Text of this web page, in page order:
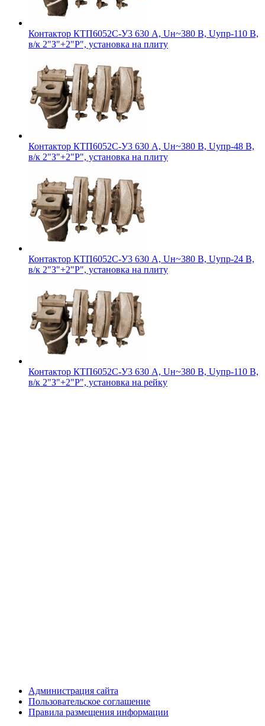
Контактор КТП6052С-У3 630 А, Uн~380 В, Uупр-110 В,
в/к 2"З"+2"Р", установка на плиту
Контактор КТП6052С-У3 630 А, Uн~380 В, Uупр-48 В,
в/к 2"З"+2"Р", установка на плиту
Контактор КТП6052С-У3 630 А, Uн~380 В, Uупр-24 В,
в/к 2"З"+2"Р", установка на плиту
Контактор КТП6052С-У3 630 А, Uн~380 В, Uупр-110 В,
в/к 2"З"+2"Р", установка на рейку
Администрация сайта
Пользовательское соглашение
Правила размещения информации